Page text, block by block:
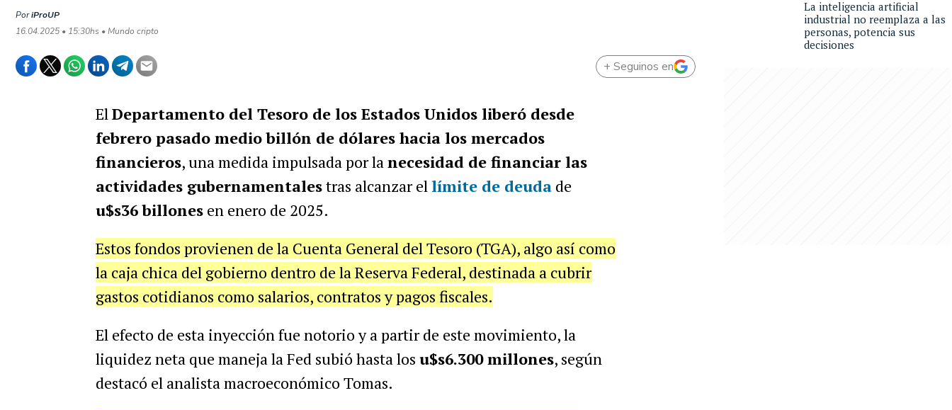
PoriProUP
16.04.2025 • 15:30hs • Mundo cripto
+ Seguinos en
ElDepartamento del Tesoro de los Estados Unidos liberó desde
febrero pasado medio billón de dólares hacia los mercados
financieros, una medida impulsada por lanecesidad de financiar las
actividades gubernamentalestras alcanzar ellímite de deudade
u$s36 billonesen enero de 2025.
Estos fondos provienen de la Cuenta General del Tesoro (TGA), algo así como
la caja chica del gobierno dentro de la Reserva Federal, destinada a cubrir
gastos cotidianos como salarios, contratos y pagos fiscales.
El efecto de esta inyección fue notorio y a partir de este movimiento, la
liquidez neta que maneja la Fed subió hasta los u$s6.300 millones, según
destacó el analista macroeconómico Tomas.
La inteligencia artificial
industrial no reemplaza a las
personas, potencia sus
decisiones